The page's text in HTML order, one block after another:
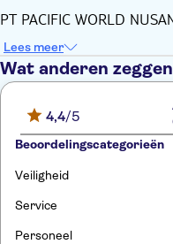
PT PACIFIC WORLD
Lees meer
Wat anderen
4,4/5
Beoordelingscategorieën
Veiligheid
Service
Personeel